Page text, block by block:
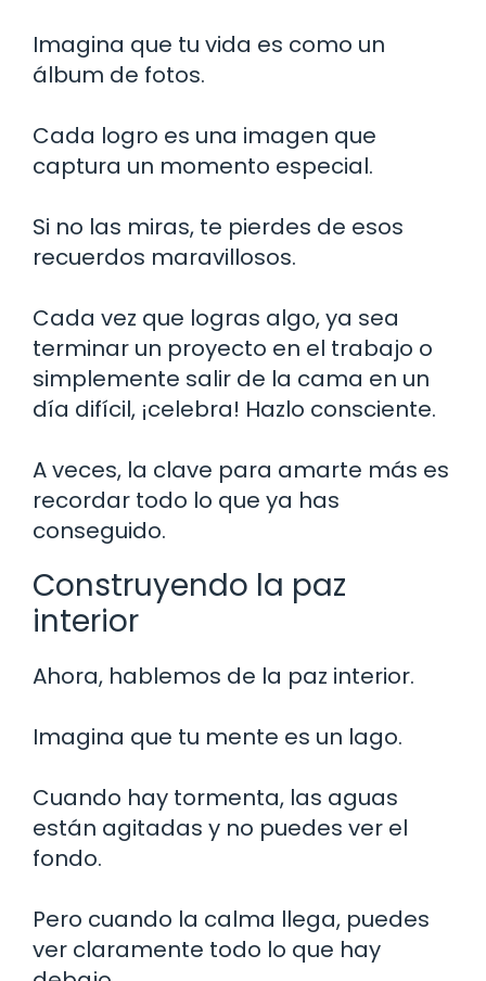
Imagina que tu vida es como un
álbum de fotos.
Cada logro es una imagen que
captura un momento especial.
Si no las miras, te pierdes de esos
recuerdos maravillosos.
Cada vez que logras algo, ya sea
terminar un proyecto en el trabajo o
simplemente salir de la cama en un
día difícil, ¡celebra! Hazlo consciente.
A veces, la clave para amarte más es
recordar todo lo que ya has
conseguido.
Construyendo la paz
interior
Ahora, hablemos de la paz interior.
Imagina que tu mente es un lago.
Cuando hay tormenta, las aguas
están agitadas y no puedes ver el
fondo.
Pero cuando la calma llega, puedes
ver claramente todo lo que hay